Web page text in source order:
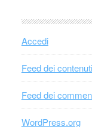
Accedi
Feed dei contenuti
Feed dei
WordPress.org